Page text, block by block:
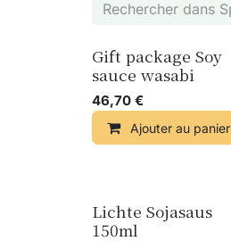
Gift package Soy
sauce wasabi
46,70 €
Ajouter au panier
Lichte Sojasaus
150ml